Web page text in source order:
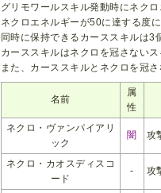
グリモワールスキル発動時にネクロ
ネクロエネルギーが50に達する度
同時に保持できるカーススキルは3
カーススキルはネクロを冠さない
また、カーススキルとネクロを冠
名前
属
性
ネクロ・ヴァンパイアリ
ック
闇 攻
ネクロ・カオスディスコ
ード
- 攻